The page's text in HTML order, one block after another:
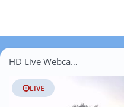
HD Live Webcams Hohenstücken
LIVE